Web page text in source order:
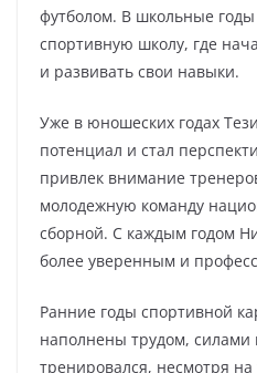
футболом. В школьные
спортивную школу, где
и развивать свои навыки.
Уже в юношеских годах
потенциал и стал
привлек внимание
молодежную команду
сборной. С каждым годом
более уверенным и
Ранние годы спортивной
наполнены трудом, силами
тренировался, несмотря на